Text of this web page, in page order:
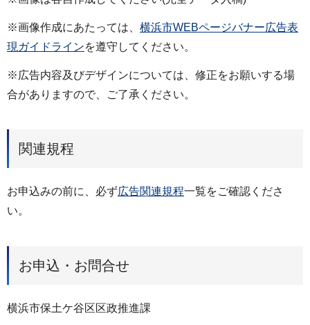
※画像作成にあたっては、 横浜市WEBページバナー広告表
現ガイドラインを遵守してください。
※広告内容及びデザインについては、修正をお願いする場
合がありますので、ご了承ください。
関連規程
お申込みの前に、必ず広告関連規程一覧をご確認くださ
い。
お申込・お問合せ
横浜市保土ケ谷区区政推進課